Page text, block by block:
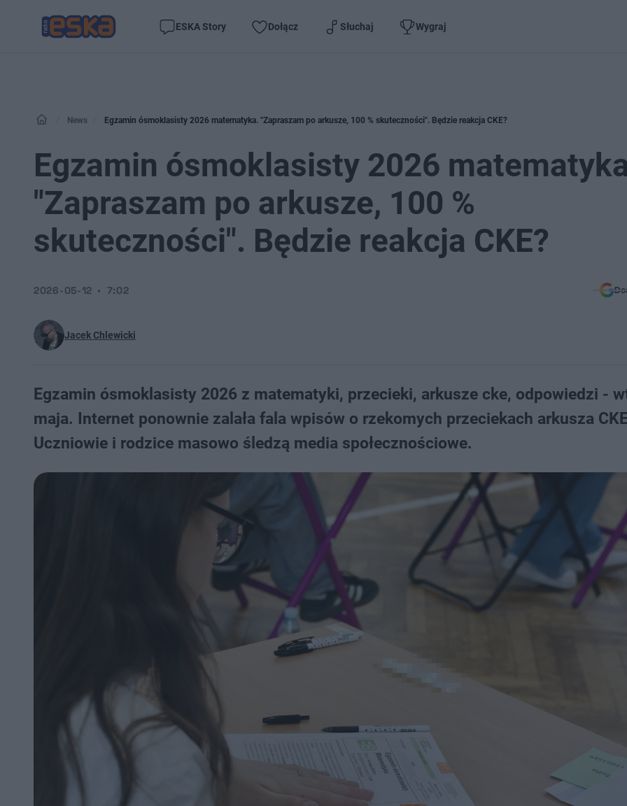
ESKA Story Dołącz Słuchaj Wygraj
News Egzamin ósmoklasisty 2026 matematyka. "Zapraszam po arkusze, 100 % skuteczności". Będzie reakcja CKE?
Egzamin ósmoklasisty 2026
"Zapraszam po arkusze, 100 %
skuteczności". Będzie reakcja CKE?
Jacek Chlewicki
2026-05-12 7:02
Egzamin ósmoklasisty 2026 z matematyki, przecieki, arkusze cke, odpowiedzi -
maja. Internet ponownie zalała fala wpisów o rzekomych przeciekach arkusza
Uczniowie i rodzice masowo śledzą media społecznościowe.